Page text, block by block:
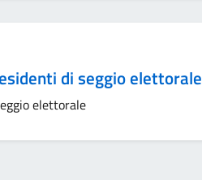
di seggio elettorale
elettorale